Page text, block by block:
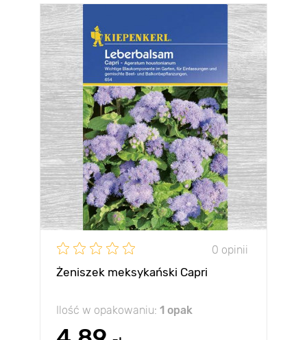
0 opinii
Żeniszek meksykański Capri
Ilość w opakowaniu: 1 opak